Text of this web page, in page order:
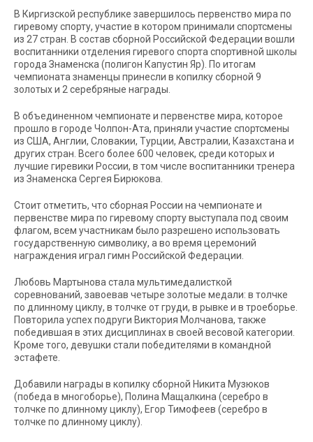
В Киргизской республике завершилось первенство мира по
гиревому спорту, участие в котором принимали спортсмены
из 27 стран. В состав сборной Российской Федерации вошли
воспитанники отделения гиревого спорта спортивной школы
города Знаменска (полигон Капустин Яр). По итогам
чемпионата знаменцы принесли в копилку сборной 9
золотых и 2 серебряные награды.
В объединенном чемпионате и первенстве мира, которое
прошло в городе Чолпон-Ата, приняли участие спортсмены
из США, Англии, Словакии, Турции, Австралии, Казахстана и
других стран. Всего более 600 человек, среди которых и
лучшие гиревики России, в том числе воспитанники тренера
из Знаменска Сергея Бирюкова.
Стоит отметить, что сборная России на чемпионате и
первенстве мира по гиревому спорту выступала под своим
флагом, всем участникам было разрешено использовать
государственную символику, а во время церемоний
награждения играл гимн Российской Федерации.
Любовь Мартынова стала мультимедалисткой
соревнований, завоевав четыре золотые медали: в толчке
по длинному циклу, в толчке от груди, в рывке и в троеборье.
Повторила успех подруги Виктория Молчанова, также
победившая в этих дисциплинах в своей весовой категории.
Кроме того, девушки стали победителями в командной
эстафете.
Добавили награды в копилку сборной Никита Музюков
(победа в многоборье), Полина Мащалкина (серебро в
толчке по длинному циклу), Егор Тимофеев (серебро в
толчке по длинному циклу).